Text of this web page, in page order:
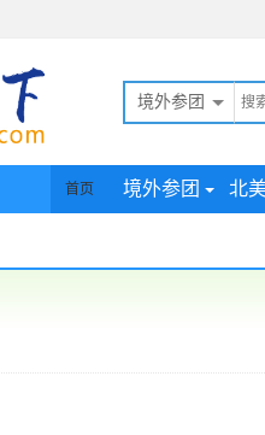
境外参团
首页 境外参团 北